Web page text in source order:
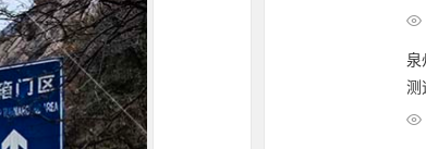
泉
测